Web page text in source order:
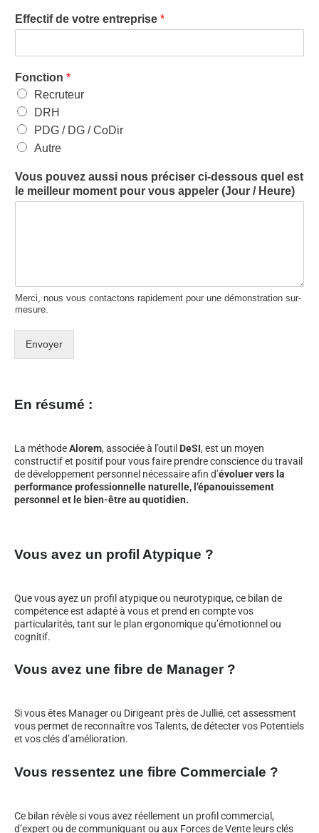
Effectif de votre entreprise *
Fonction *
Recruteur
DRH
PDG / DG / CoDir
Autre
Vous pouvez aussi nous préciser ci-dessous quel est
le meilleur moment pour vous appeler (Jour / Heure)
Merci, nous vous contactons rapidement pour une démonstration sur-
mesure.
Envoyer
En résumé :
La méthodeAlorem, associée à l’outil DeSI, est un moyen
constructif et positif pour vous faire prendre conscience du travail
de développement personnel nécessaire afin d’évoluer vers la
performance professionnelle naturelle, l’épanouissement
personnel et le bien-être au quotidien.
Vous avez un profil Atypique ?
Que vous ayez un profil atypique ou neurotypique, ce bilan de
compétence est adapté à vous et prend en compte vos
particularités, tant sur le plan ergonomique qu’émotionnel ou
cognitif.
Vous avez une fibre de Manager ?
Si vous êtes Manager ou Dirigeant près de Jullié, cet assessment
vous permet de reconnaître vos Talents, de détecter vos Potentiels
et vos clés d’amélioration.
Vous ressentez une fibre Commerciale ?
Ce bilan révèle si vous avez réellement un profil commercial,
d’expert ou de communiquant ou aux Forces de Vente leurs clés